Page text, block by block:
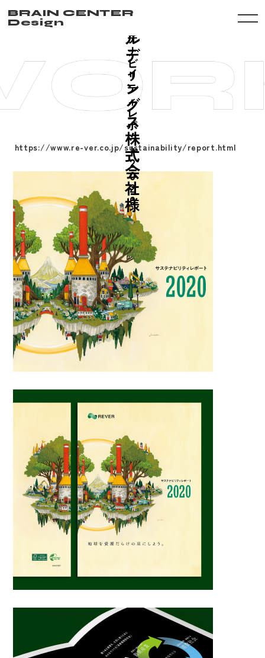
BRAIN CENTER
Design
ホ
ー
ル
デ
ィ
ン
グ
ス
株
式
会
社
様
サ
テ
ナ
ビ
リ
テ
ィ
レ
ポ
ー
ト
2
0
2
0
https://www.re-ver.co.jp/sustainability/report.html